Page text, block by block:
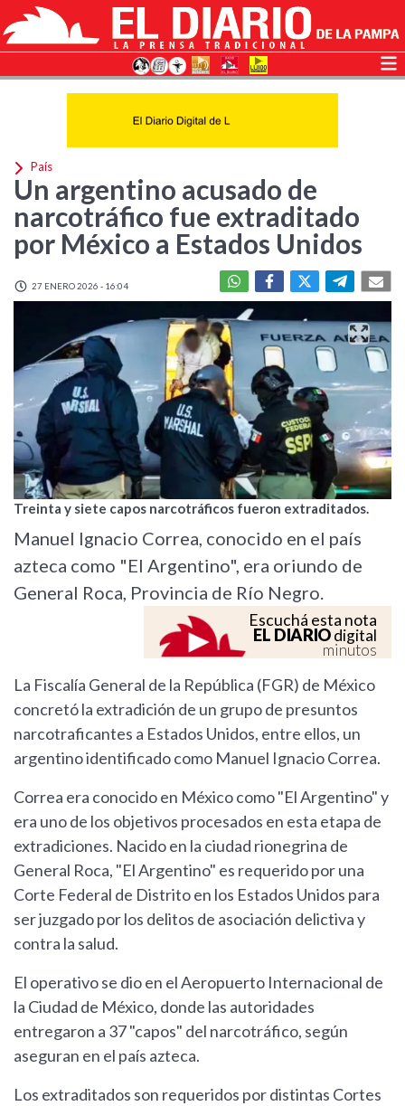
País
Un argentino acusado de
narcotráfico fue extraditado
por México a Estados Unidos
27 ENERO 2026 - 16:04
Treinta y siete capos narcotráficos fueron extraditados.
Manuel Ignacio Correa, conocido en el país
azteca como "El Argentino", era oriundo de
General Roca, Provincia de Río Negro.
Escuchá esta nota
EL DIARIOdigital
minutos
La Fiscalía General de la República (FGR) de México
concretó la extradición de un grupo de presuntos
narcotraficantes a Estados Unidos, entre ellos, un
argentino identificado como Manuel Ignacio Correa.
Correa era conocido en México como "El Argentino" y
era uno de los objetivos procesados en esta etapa de
extradiciones. Nacido en la ciudad rionegrina de
General Roca, "El Argentino" es requerido por una
Corte Federal de Distrito en los Estados Unidos para
ser juzgado por los delitos de asociación delictiva y
contra la salud.
El operativo se dio en el Aeropuerto Internacional de
la Ciudad de México, donde las autoridades
entregaron a 37 "capos" del narcotráfico, según
aseguran en el país azteca.
Los extraditados son requeridos por distintas Cortes